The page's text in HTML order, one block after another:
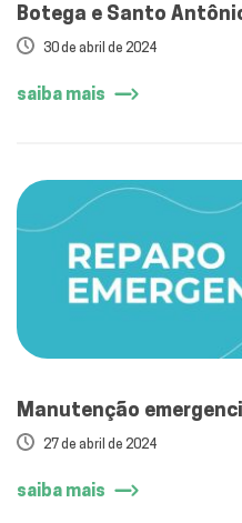
Botega e Santo
30 de abril de 2024
saiba mais
Manutenção
27 de abril de 2024
saiba mais